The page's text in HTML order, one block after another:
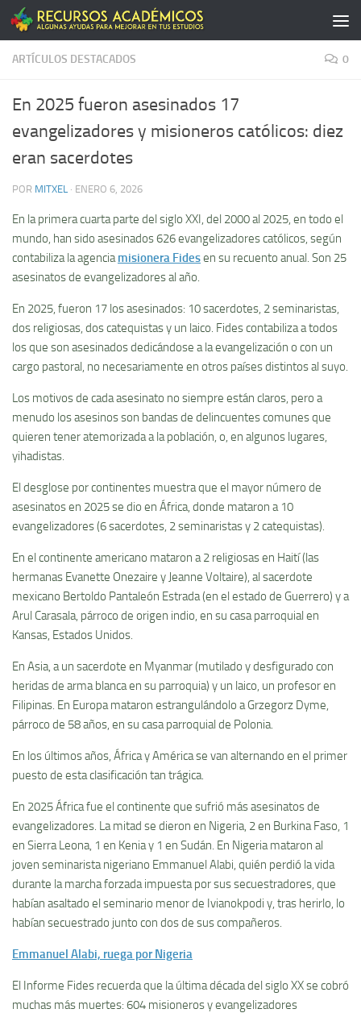
Saltar al contenido
ARTÍCULOS DESTACADOS 0
En 2025 fueron asesinados 17
evangelizadores y misioneros católicos: diez
eran sacerdotes
POR MITXEL · ENERO 6, 2026
En la primera cuarta parte del siglo XXI, del 2000 al 2025, en todo el
mundo, han sido asesinados 626 evangelizadores católicos, según
contabiliza la agenciamisionera Fidesen su recuento anual. Son 25
asesinatos de evangelizadores al año.
En 2025, fueron 17 los asesinados: 10 sacerdotes, 2 seminaristas,
dos religiosas, dos catequistas y un laico. Fides contabiliza a todos
los que son asesinados dedicándose a la evangelización o con un
cargo pastoral, no necesariamente en otros países distintos al suyo.
Los motivos de cada asesinato no siempre están claros, pero a
menudo los asesinos son bandas de delincuentes comunes que
quieren tener atemorizada a la población, o, en algunos lugares,
yihadistas.
El desglose por continentes muestra que el mayor número de
asesinatos en 2025 se dio en África, donde mataron a 10
evangelizadores (6 sacerdotes, 2 seminaristas y 2 catequistas).
En el continente americano mataron a 2 religiosas en Haití (las
hermanas Evanette Onezaire y Jeanne Voltaire), al sacerdote
mexicano Bertoldo Pantaleón Estrada (en el estado de Guerrero) y a
Arul Carasala, párroco de origen indio, en su casa parroquial en
Kansas, Estados Unidos.
En Asia, a un sacerdote en Myanmar (mutilado y desfigurado con
heridas de arma blanca en su parroquia) y un laico, un profesor en
Filipinas. En Europa mataron estrangulándolo a Grzegorz Dyme,
párroco de 58 años, en su casa parroquial de Polonia.
En los últimos años, África y América se van alternando en el primer
puesto de esta clasificación tan trágica.
En 2025 África fue el continente que sufrió más asesinatos de
evangelizadores. La mitad se dieron en Nigeria, 2 en Burkina Faso, 1
en Sierra Leona, 1 en Kenia y 1 en Sudán. En Nigeria mataron al
joven seminarista nigeriano Emmanuel Alabi, quién perdió la vida
durante la marcha forzada impuesta por sus secuestradores, que
habían asaltado el seminario menor de Ivianokpodi y, tras herirlo, lo
habían secuestrado junto con dos de sus compañeros.
Emmanuel Alabi, ruega por Nigeria
El Informe Fides recuerda que la última década del siglo XX se cobró
muchas más muertes: 604 misioneros y evangelizadores